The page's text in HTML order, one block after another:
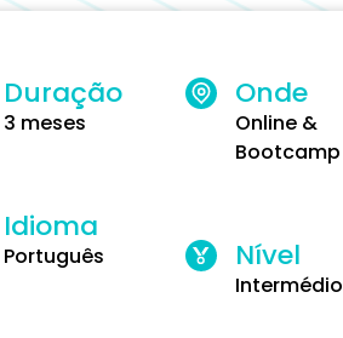
Duração
3 meses
Idioma
Português
Onde
Online &
Bootcamp
Nível
Intermédio